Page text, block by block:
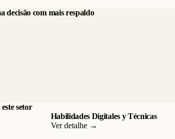
decisão com mais respaldo
setor
Habilidades Digitales y Técnicas
Ver detalhe →